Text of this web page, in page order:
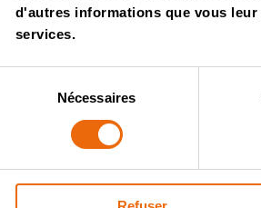
d'autres informations que vous
services.
consentement
Nécessaires